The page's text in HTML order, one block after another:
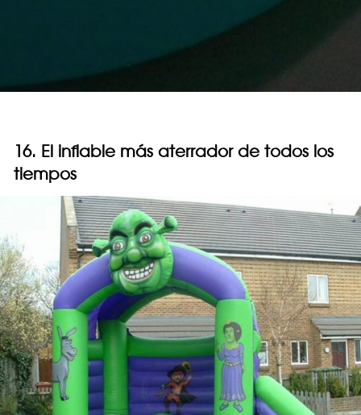
16. El inflable más aterrador de todos los
tiempos